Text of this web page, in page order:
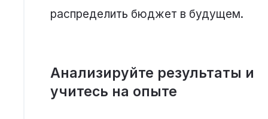
распределить бюджет в будущем.
Анализируйте результаты и
учитесь на опыте